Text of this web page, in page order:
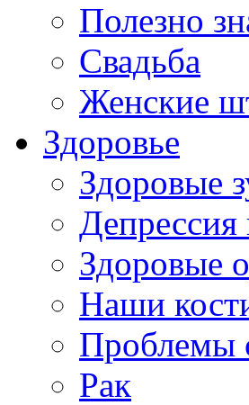
Полезно
Свадьба
Женские
Здоровье
Здоровые
Депрессия
Здоровые
Наши
Проблемы
Рак